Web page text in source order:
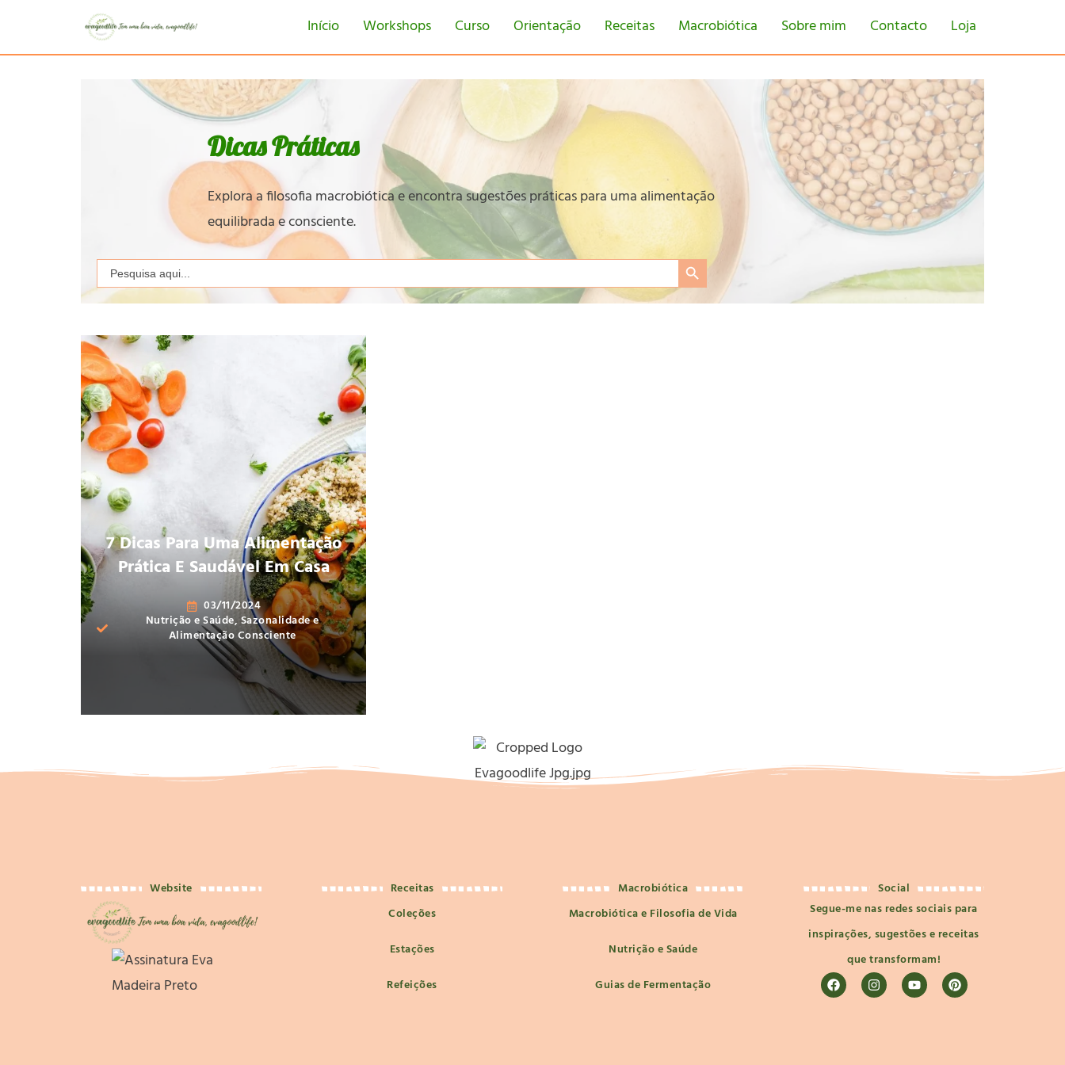
Início Workshops Curso Orientação Receitas Macrobiótica Sobre mim Contacto Loja
Dicas Práticas
Explora a filosofia macrobiótica e encontra sugestões práticas para uma alimentação
equilibrada e consciente.
Search
for:
Search Button
7 Dicas Para Uma Alimentação
Prática E Saudável Em Casa
03/11/2024
Nutrição e Saúde,Sazonalidade e
Alimentação Consciente
Website
Receitas
Coleções
Estações
Refeições
Macrobiótica
Macrobiótica e Filosofia de Vida
Nutrição e Saúde
Guias de Fermentação
Social
Segue-me nas redes sociais para
inspirações, sugestões e receitas
que transformam!